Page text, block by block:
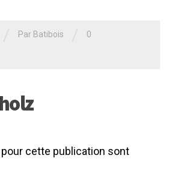
Par Batibois 0
cette publication sont